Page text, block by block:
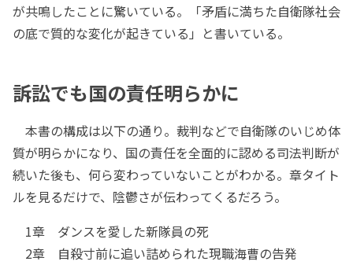
が共鳴したことに驚いている。「矛盾に満ちた自衛隊社会
の底で質的な変化が起きている」と書いている。
訴訟でも国の責任明らかに
本書の構成は以下の通り。裁判などで自衛隊のいじめ体
質が明らかになり、国の責任を全面的に認める司法判断が
続いた後も、何ら変わっていないことがわかる。章タイト
ルを見るだけで、陰鬱さが伝わってくるだろう。
1章 ダンスを愛した新隊員の死
2章 自殺寸前に追い詰められた現職海曹の告発